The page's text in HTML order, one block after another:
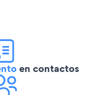
en contactos